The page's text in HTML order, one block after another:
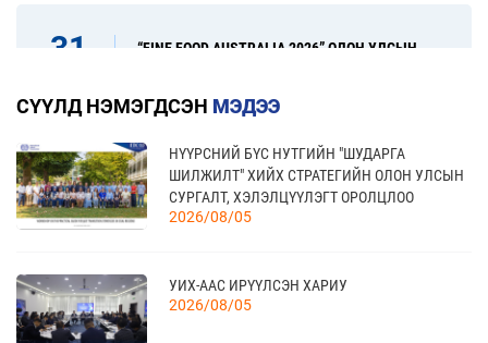
31
“FINE FOOD AUSTRALIA 2026” ОЛОН УЛСЫН
17
09 сар
“УЛААНБААТАР ТҮНШЛЭЛ 2026” ХҮНСНИЙ
САЛБАРЫН ОЛОН УЛСЫН ҮЗЭСГЭЛЭН
18
09 сар
МОНГОЛЫН АРБИТРЫН ӨДӨР - 2026
СҮҮЛД НЭМЭГДСЭН МЭДЭЭ
НҮҮРСНИЙ БҮС НУТГИЙН "ШУДАРГА
ШИЛЖИЛТ" ХИЙХ СТРАТЕГИЙН ОЛОН УЛСЫН
СУРГАЛТ, ХЭЛЭЛЦҮҮЛЭГТ ОРОЛЦЛОО
2026/08/05
УИХ-ААС ИРҮҮЛСЭН ХАРИУ
2026/08/05